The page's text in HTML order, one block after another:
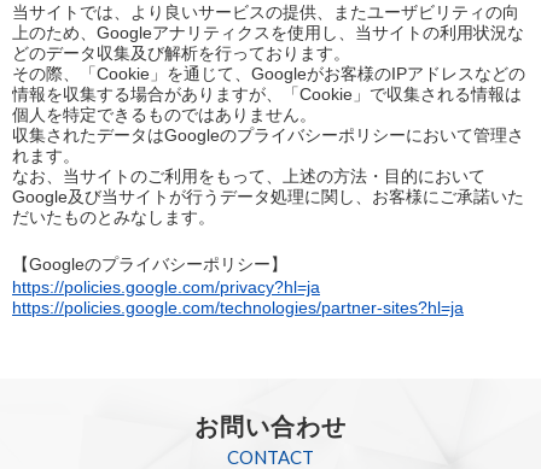
当サイトでは、より良いサービスの提供、またユーザビリティの向
上のため、Googleアナリティクスを使用し、当サイトの利用状況な
どのデータ収集及び解析を行っております。
その際、「Cookie」を通じて、Googleがお客様のIPアドレスなどの
情報を収集する場合がありますが、「Cookie」で収集される情報は
個人を特定できるものではありません。
収集されたデータはGoogleのプライバシーポリシーにおいて管理さ
れます。
なお、当サイトのご利用をもって、上述の方法・目的において
Google及び当サイトが行うデータ処理に関し、お客様にご承諾いた
だいたものとみなします。
【Googleのプライバシーポリシー】
https://policies.google.com/privacy?hl=ja
https://policies.google.com/technologies/partner-sites?hl=ja
お問い合わせ
CONTACT